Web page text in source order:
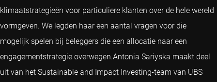
klimaatstrategieën voor particuliere klanten over de hele wereld
vormgeven. We legden haar een aantal vragen voor die
mogelijk spelen bij beleggers die een allocatie naar een
engagementstrategie overwegen.Antonia Sariyska maakt deel
uit van het Sustainable and Impact Investing-team van UBS